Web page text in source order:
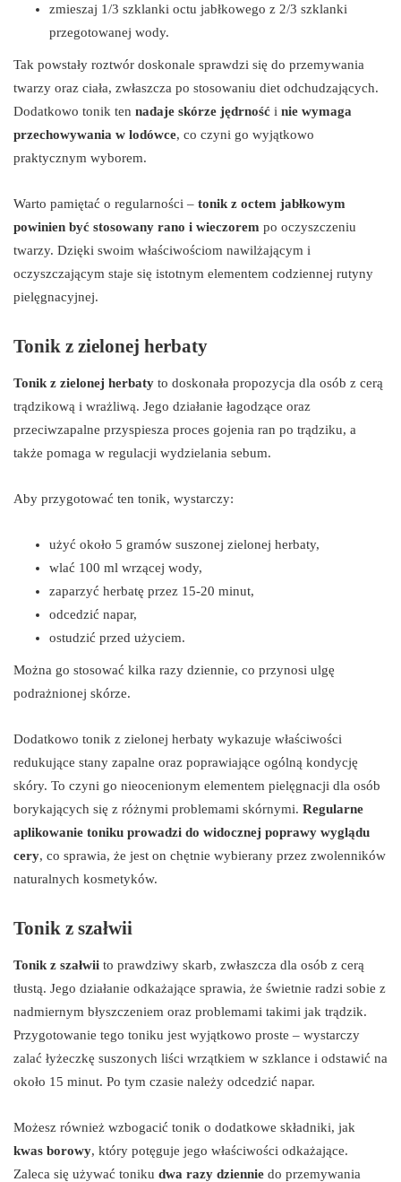
zmieszaj 1/3 szklanki octu jabłkowego z 2/3 szklanki
przegotowanej wody.
Tak powstały roztwór doskonale sprawdzi się do przemywania
twarzy oraz ciała, zwłaszcza po stosowaniu diet odchudzających.
Dodatkowo tonik ten nadaje skórze jędrność i nie wymaga
przechowywania w lodówce, co czyni go wyjątkowo
praktycznym wyborem.
Warto pamiętać o regularności – tonik z octem jabłkowym
powinien być stosowany rano i wieczorem po oczyszczeniu
twarzy. Dzięki swoim właściwościom nawilżającym i
oczyszczającym staje się istotnym elementem codziennej rutyny
pielęgnacyjnej.
Tonik z zielonej herbaty
Tonik z zielonej herbaty to doskonała propozycja dla osób z cerą
trądzikową i wrażliwą. Jego działanie łagodzące oraz
przeciwzapalne przyspiesza proces gojenia ran po trądziku, a
także pomaga w regulacji wydzielania sebum.
Aby przygotować ten tonik, wystarczy:
użyć około 5 gramów suszonej zielonej herbaty,
wlać 100 ml wrzącej wody,
zaparzyć herbatę przez 15-20 minut,
odcedzić napar,
ostudzić przed użyciem.
Można go stosować kilka razy dziennie, co przynosi ulgę
podrażnionej skórze.
Dodatkowo tonik z zielonej herbaty wykazuje właściwości
redukujące stany zapalne oraz poprawiające ogólną kondycję
skóry. To czyni go nieocenionym elementem pielęgnacji dla osób
borykających się z różnymi problemami skórnymi. Regularne
aplikowanie toniku prowadzi do widocznej poprawy wyglądu
cery, co sprawia, że jest on chętnie wybierany przez zwolenników
naturalnych kosmetyków.
Tonik z szałwii
Tonik z szałwii to prawdziwy skarb, zwłaszcza dla osób z cerą
tłustą. Jego działanie odkażające sprawia, że świetnie radzi sobie z
nadmiernym błyszczeniem oraz problemami takimi jak trądzik.
Przygotowanie tego toniku jest wyjątkowo proste – wystarczy
zalać łyżeczkę suszonych liści wrzątkiem w szklance i odstawić na
około 15 minut. Po tym czasie należy odcedzić napar.
Możesz również wzbogacić tonik o dodatkowe składniki, jak
kwas borowy, który potęguje jego właściwości odkażające.
Zaleca się używać toniku dwa razy dziennie do przemywania